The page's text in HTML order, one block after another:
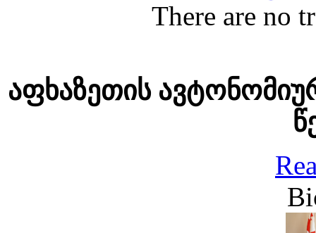
There are no
აფხაზეთის